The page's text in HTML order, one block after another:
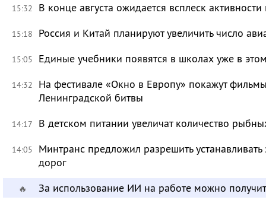
15:32 В конце августа ожидается всплеск
15:18 Россия и Китай планируют увеличить число
15:05 Единые учебники появятся в школах уже в
14:32
На фестивале «Окно в Европу» покажут
Ленинградской битвы
14:17 В детском питании увеличат количество
14:05
Минтранс предложил разрешить
дорог
🔥 За использование ИИ на работе можно